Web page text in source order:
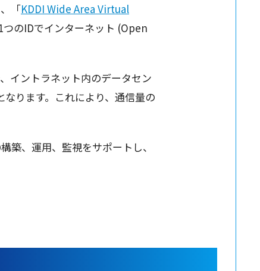
「KDDI Wide Area Virtual
つのIDでインターネット (Open
イントラネット内のデータセン
ります。これにより、通信量の
構築、 運用、 監視をサポート し、